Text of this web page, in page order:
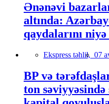
Ənənəvi
altında:
qaydalarını
Ekspress təhlil, 07
BP və
ton